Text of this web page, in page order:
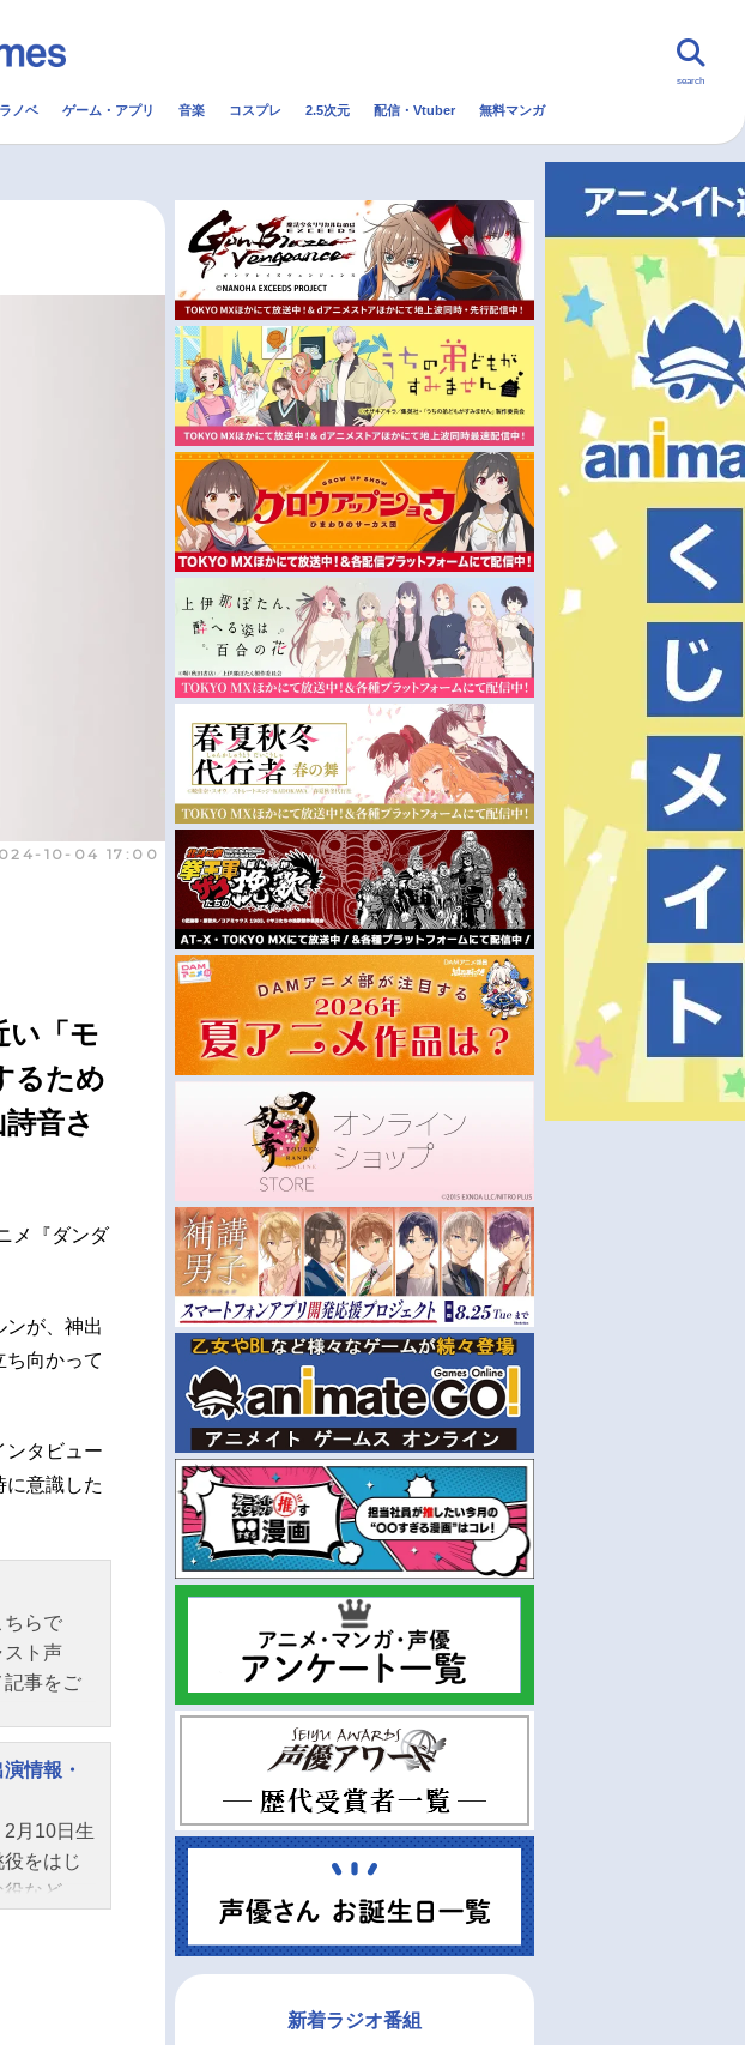
配信・Vtuber トレンド 無料マンガ
今期アニメ曜日別一覧 秋アニメ
冬アニメ
search
ノベ ゲーム・アプリ 音楽 コスプレ 2.5次元 配信・Vtuber 無料マンガ
10-04 17:00
い「モ
るため
音さ
メ『ダンダ
ンが、神出
ち向かって
ンタビュー
に意識した
ちらで
スト声
記事をご
情報・
月10日生
をはじ
など、
新着ラジオ番組